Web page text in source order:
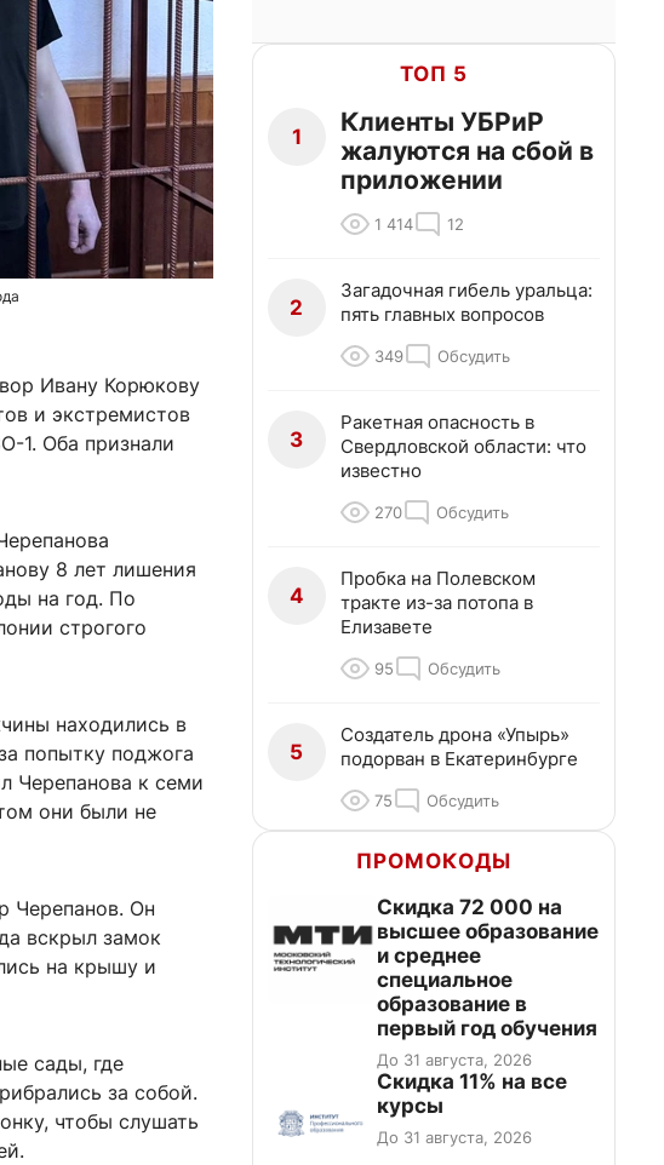
Ивану Корюкову
и экстремистов
1. Оба признали
8 лет лишения
на год. По
строгого
находились в
попытку поджога
Черепанова к семи
они были не
Черепанов. Он
вскрыл замок
на крышу и
сады, где
за собой.
чтобы слушать
ТОП 5
1
Клиенты УБРиР
жалуются на сбой в
приложении
1 414 12
2
Загадочная гибель уральца:
пять главных вопросов
349 Обсудить
3
Ракетная опасность в
Свердловской области: что
известно
270 Обсудить
4
Пробка на Полевском
тракте из-за потопа в
Елизавете
95 Обсудить
5
Создатель дрона «Упырь»
подорван в Екатеринбурге
75 Обсудить
ПРОМОКОДЫ
Скидка 72 000 на
высшее образование
и среднее
специальное
образование в
первый год обучения
До 31 августа, 2026
Скидка 11% на все
курсы
До 31 августа, 2026